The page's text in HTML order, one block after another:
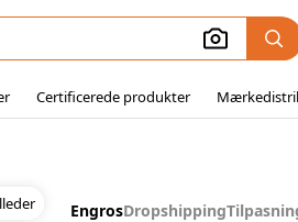
Certificerede produkter
Skærmprotector
EngrosDropshipping